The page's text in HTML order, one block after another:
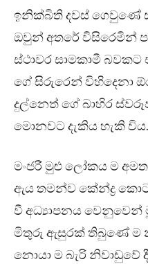
ඉනික්බිති දවස් ගෙවුණේ
ඔවුන් අතරේ විසිරෙමින්
ස්ථාවර සාමකාමී
ගේ සිරුරෙන් විහිදෙනා
දුල්නෙත් ගේ බාහිර
මොනවට දැකිය හැකි විය.
මංජරී මුළු ලෝකය ම
ඇය තමන්ව කේන්ද්‍ර
වී අධ්‍යාපනය වෙනුවෙන්
මිතුරු ඇසුරක් තිබුණේ ම
නොයා ම බැරි නිවාඩුවේ